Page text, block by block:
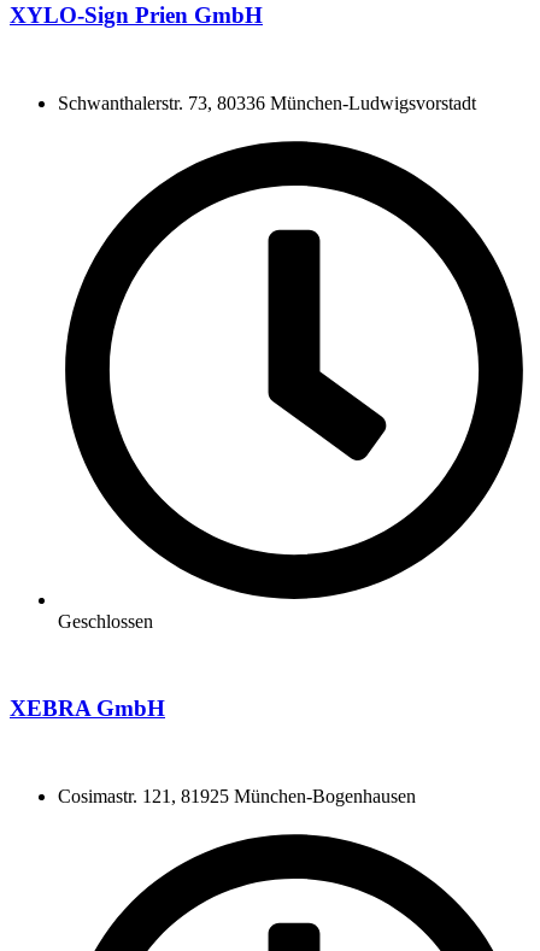
XYLO-Sign Prien GmbH
Schwanthalerstr. 73, 80336 München-Ludwigsvorstadt
Geschlossen
XEBRA GmbH
Cosimastr. 121, 81925 München-Bogenhausen